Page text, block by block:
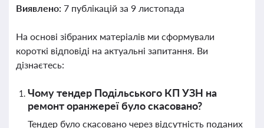
Виявлено: 7 публікацій за 9 листопада
На основі зібраних матеріалів ми сформували
короткі відповіді на актуальні запитання. Ви
дізнаєтесь:
Чому тендер Подільського КП УЗН на
ремонт оранжереї було скасовано?
Тендер було скасовано через відсутність поданих